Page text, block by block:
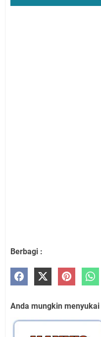
Berbagi :
Anda mungkin